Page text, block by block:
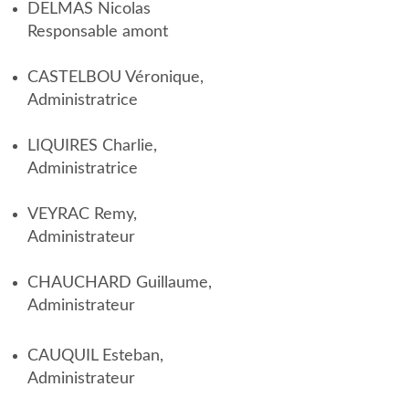
DELMAS Nicolas
Responsable amont
CASTELBOU Véronique,
Administratrice
LIQUIRES Charlie,
Administratrice
VEYRAC Remy,
Administrateur
CHAUCHARD Guillaume,
Administrateur
CAUQUIL Esteban,
Administrateur